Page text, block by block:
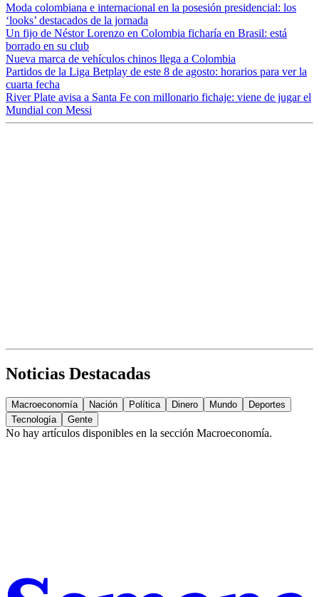
Moda colombiana e internacional en la posesión presidencial: los
‘looks’ destacados de la jornada
Un fijo de Néstor Lorenzo en Colombia ficharía en Brasil: está
borrado en su club
Nueva marca de vehículos chinos llega a Colombia
Partidos de la Liga Betplay de este 8 de agosto: horarios para ver la
cuarta fecha
River Plate avisa a Santa Fe con millonario fichaje: viene de jugar el
Mundial con Messi
Noticias Destacadas
Macroeconomía Nación Política Dinero Mundo
Deportes
Tecnología
Gente
No hay artículos disponibles en la sección Macroeconomía.